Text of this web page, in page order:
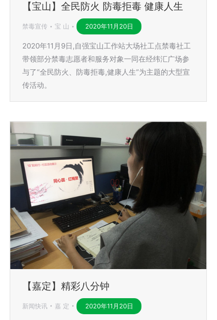
【宝山】全民防火 防毒拒毒 健康人生
禁毒宣传 宝 山 2020年11月20日
2020年11月9日,自强宝山工作站大场社工点禁毒社工
带领部分禁毒志愿者和服务对象一同在经纬汇广场参
与了“全民防火、防毒拒毒,健康人生”为主题的大型宣
传活动。
【嘉定】精彩八分钟
新闻快讯 嘉 定 2020年11月20日